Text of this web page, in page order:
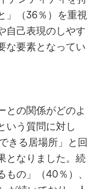
」（36％）を重視
自己表現のしやす
な要素となってい
との関係がどのよ
いう質問に対し
きる居場所」と回
となりました。続
もの」（40％）、